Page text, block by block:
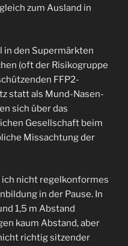
zum Ausland in
in den Supermärkten
(oft der Risikogruppe
FFP2-
statt als Mund-Nasen-
sich über das
Gesellschaft beim
Missachtung der
ich nicht regelkonformes
in der Pause. In
1,5 m Abstand
kaum Abstand, aber
richtig sitzender